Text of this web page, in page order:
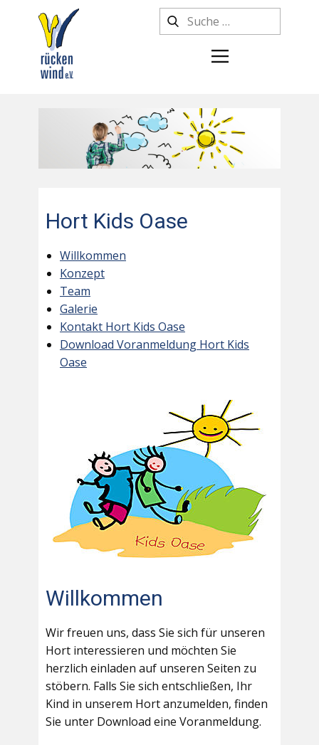
Hort Kids Oase
Willkommen
Konzept
Team
Galerie
Kontakt Hort Kids Oase
Download Voranmeldung Hort Kids
Oase
Willkommen
Wir freuen uns, dass Sie sich für unseren
Hort interessieren und möchten Sie
herzlich einladen auf unseren Seiten zu
stöbern. Falls Sie sich entschließen, Ihr
Kind in unserem Hort anzumelden, finden
Sie unter Download eine Voranmeldung.